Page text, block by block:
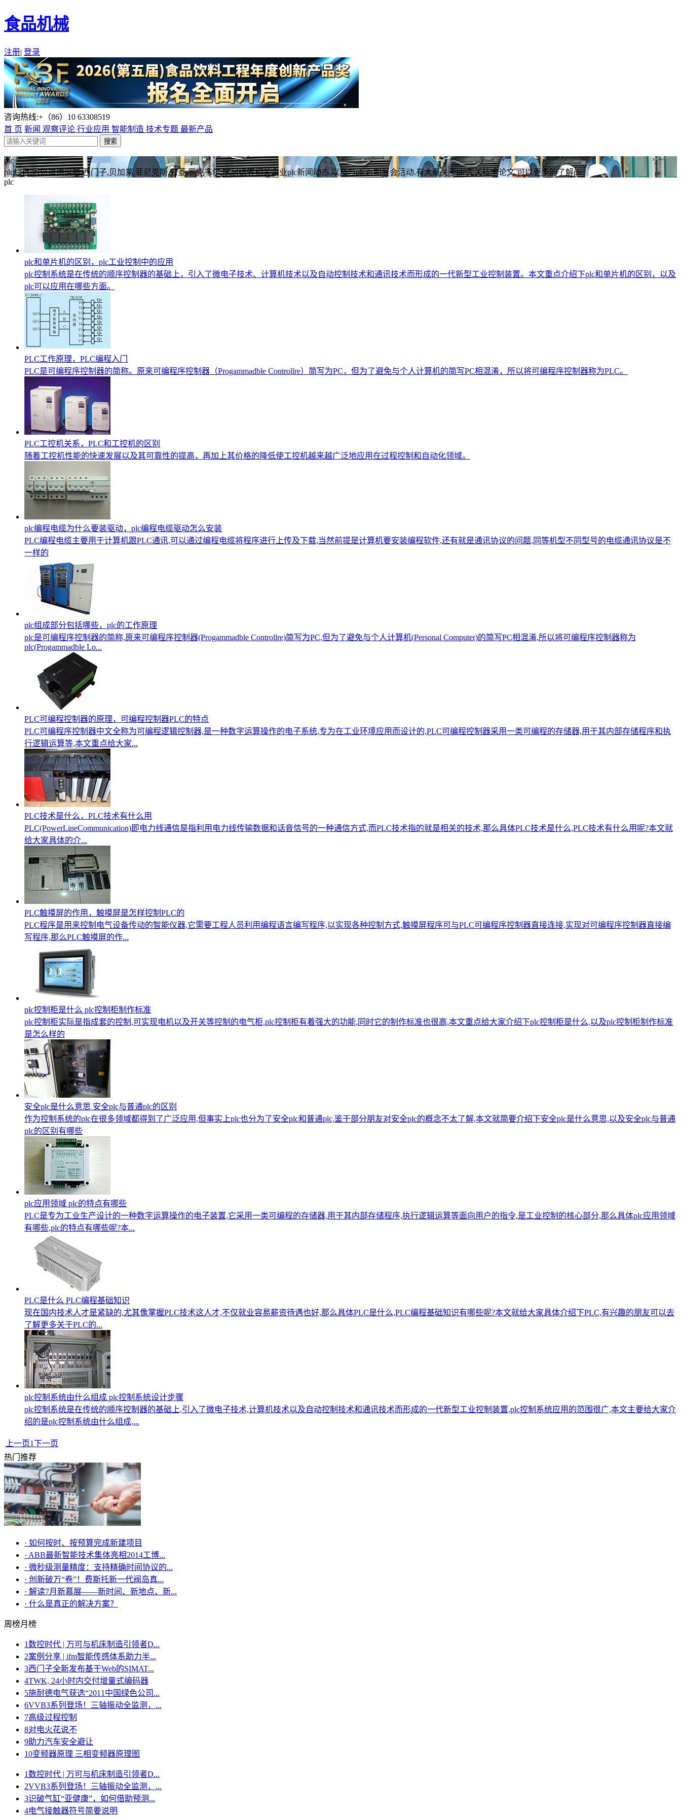
食品机械
注册| 登录
咨询热线:+（86）10 63308519
首 页 新闻 观察评论 行业应用 智能制造 技术专题 最新产品
plc
plc栏目,为您提供倍福,西门子,贝加莱,菲尼克斯,三菱,罗克韦尔,施耐德等相关企业plc新闻动态,以及与plc近期展会活动.有大量关于plc先关技术论文,可以更多的了解plc.
plc
plc和单片机的区别，plc工业控制中的应用
plc控制系统是在传统的顺序控制器的基础上，引入了微电子技术、计算机技术以及自动控制技术和通讯技术而形成的一代新型工业控制装置。本文重点介绍下plc和单片机的区别，以及
plc可以应用在哪些方面。
PLC工作原理，PLC编程入门
PLC是可编程序控制器的简称。原来可编程序控制器（Progammadble Controllre）简写为PC，但为了避免与个人计算机的简写PC相混淆，所以将可编程序控制器称为PLC。
PLC工控机关系，PLC和工控机的区别
随着工控机性能的快速发展以及其可靠性的提高，再加上其价格的降低使工控机越来越广泛地应用在过程控制和自动化领域。
plc编程电缆为什么要装驱动，plc编程电缆驱动怎么安装
PLC编程电缆主要用于计算机跟PLC通讯,可以通过编程电缆将程序进行上传及下载,当然前提是计算机要安装编程软件,还有就是通讯协议的问题,同等机型不同型号的电缆通讯协议是不
一样的
plc组成部分包括哪些，plc的工作原理
plc是可编程序控制器的简称,原来可编程序控制器(Progammadble Controllre)简写为PC,但为了避免与个人计算机(Personal Computer)的简写PC相混淆,所以将可编程序控制器称为
plc(Progammadble Lo...
PLC可编程控制器的原理，可编程控制器PLC的特点
PLC可编程序控制器中文全称为可编程逻辑控制器,是一种数字运算操作的电子系统,专为在工业环境应用而设计的,PLC可编程控制器采用一类可编程的存储器,用于其内部存储程序和执
行逻辑运算等,本文重点给大家...
PLC技术是什么，PLC技术有什么用
PLC(PowerLineCommunication)即电力线通信是指利用电力线传输数据和话音信号的一种通信方式,而PLC技术指的就是相关的技术,那么具体PLC技术是什么,PLC技术有什么用呢?本文就
给大家具体的介...
PLC触摸屏的作用，触摸屏是怎样控制PLC的
PLC程序是用来控制电气设备传动的智能仪器,它需要工程人员利用编程语言编写程序,以实现各种控制方式,触摸屏程序可与PLC可编程序控制器直接连接,实现对可编程序控制器直接编
写程序,那么PLC触摸屏的作...
plc控制柜是什么 plc控制柜制作标准
plc控制柜实际是指成套的控制,可实现电机以及开关等控制的电气柜,plc控制柜有着强大的功能,同时它的制作标准也很高,本文重点给大家介绍下plc控制柜是什么,以及plc控制柜制作标准
是怎么样的
安全plc是什么意思 安全plc与普通plc的区别
作为控制系统的plc在很多领域都得到了广泛应用,但事实上plc也分为了安全plc和普通plc,鉴于部分朋友对安全plc的概念不太了解,本文就简要介绍下安全plc是什么意思,以及安全plc与普通
plc的区别有哪些
plc应用领域 plc的特点有哪些
PLC是专为工业生产设计的一种数字运算操作的电子装置,它采用一类可编程的存储器,用于其内部存储程序,执行逻辑运算等面向用户的指令,是工业控制的核心部分,那么具体plc应用领域
有哪些,plc的特点有哪些呢?本...
PLC是什么 PLC编程基础知识
现在国内技术人才是紧缺的,尤其像掌握PLC技术这人才,不仅就业容易薪资待遇也好,那么具体PLC是什么,PLC编程基础知识有哪些呢?本文就给大家具体介绍下PLC,有兴趣的朋友可以去
了解更多关于PLC的...
plc控制系统由什么组成 plc控制系统设计步骤
plc控制系统是在传统的顺序控制器的基础上,引入了微电子技术,计算机技术以及自动控制技术和通讯技术而形成的一代新型工业控制装置,plc控制系统应用的范围很广,本文主要给大家介
绍的是plc控制系统由什么组成,...
上一页1下一页
热门推荐
· 如何按时、按预算完成新建项目
· ABB最新智能技术集体亮相2014工博...
· 微秒级测量精度：支持精确时间协议的...
· 创新破万“卷”！费斯托新一代阀岛真...
· 解读7月新慕展——新时间、新地点、新...
· 什么是真正的解决方案？
周榜月榜
1数控时代 | 万可与机床制造引领者D...
2案例分享 | ifm智能传感体系助力半...
3西门子全新发布基于Web的SIMAT...
4TWK, 24小时内交付增量式编码器
5施耐德电气获选“2011中国绿色公司...
6VVB3系列登场！三轴振动全监测，...
7高级过程控制
8对电火花说不
9助力汽车安全避让
10变频器原理 三相变频器原理图
1数控时代 | 万可与机床制造引领者D...
2VVB3系列登场！三轴振动全监测，...
3识破气缸“亚健康”，如何借助预测...
4电气接触器符号简要说明